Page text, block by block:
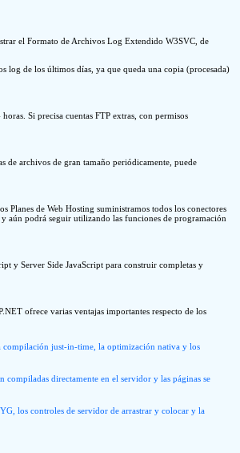
el Formato de Archivos Log Extendido W3SVC, de
log de los últimos días, ya que queda una copia (procesada)
Si precisa cuentas FTP extras, con permisos
de archivos de gran tamaño periódicamente, puede
Planes de Web Hosting suministramos todos los conectores
y aún podrá seguir utilizando las funciones de programación
y Server Side JavaScript para construir completas y
ofrece varias ventajas importantes respecto de los
compilación just-in-time, la optimización nativa y los
directamente en el servidor y las páginas se
los controles de servidor de arrastrar y colocar y la